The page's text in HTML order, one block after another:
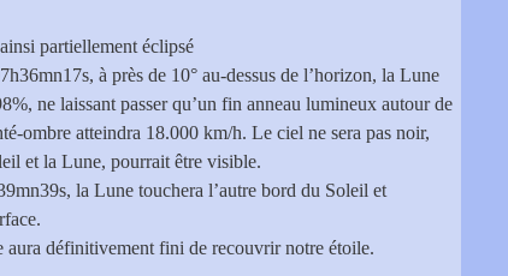
partiellement éclipsé
à près de 10° au-dessus de l’horizon, la Lune
ne laissant passer qu’un fin anneau lumineux autour de
ombre atteindra 18.000 km/h. Le ciel ne sera pas noir,
et la Lune, pourrait être visible.
la Lune touchera l’autre bord du Soleil et
définitivement fini de recouvrir notre étoile.